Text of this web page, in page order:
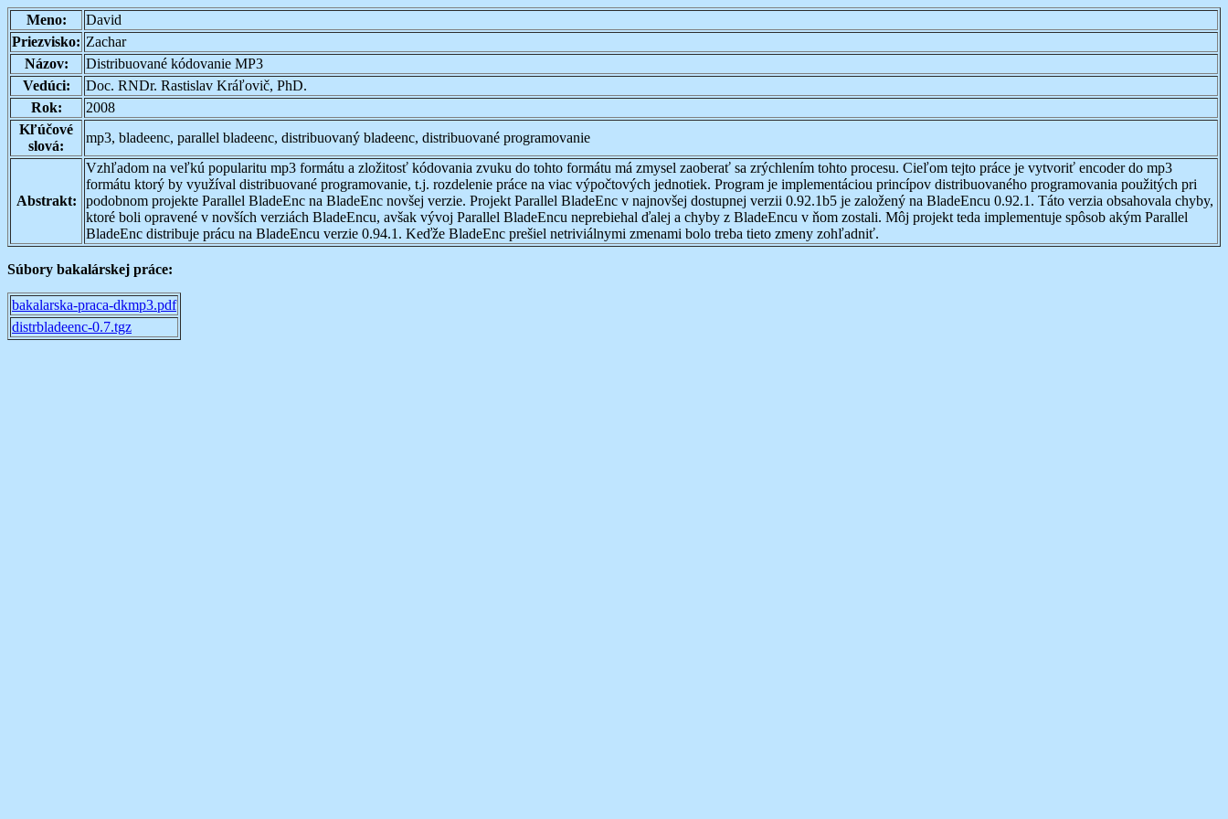
Meno:
David
Priezvisko: Zachar
Názov:
Distribuované kódovanie MP3
Vedúci:
Doc. RNDr. Rastislav Kráľovič, PhD.
Rok:
2008
Kľúčové
slová:
mp3, bladeenc, parallel bladeenc, distribuovaný bladeenc, distribuované programovanie
Abstrakt:
Vzhľadom na veľkú popularitu mp3 formátu a zložitosť kódovania zvuku do tohto formátu má zmysel zaoberať sa zrýchlením tohto procesu. Cieľom tejto práce je vytvoriť encoder do mp3
formátu ktorý by využíval distribuované programovanie, t.j. rozdelenie práce na viac výpočtových jednotiek. Program je implementáciou princípov distribuovaného programovania použitých pri
podobnom projekte Parallel BladeEnc na BladeEnc novšej verzie. Projekt Parallel BladeEnc v najnovšej dostupnej verzii 0.92.1b5 je založený na BladeEncu 0.92.1. Táto verzia obsahovala chyby,
ktoré boli opravené v novších verziách BladeEncu, avšak vývoj Parallel BladeEncu neprebiehal ďalej a chyby z BladeEncu v ňom zostali. Môj projekt teda implementuje spôsob akým Parallel
BladeEnc distribuje prácu na BladeEncu verzie 0.94.1. Keďže BladeEnc prešiel netriviálnymi zmenami bolo treba tieto zmeny zohľadniť.
Súbory bakalárskej práce:
bakalarska-praca-dkmp3.pdf
distrbladeenc-0.7.tgz